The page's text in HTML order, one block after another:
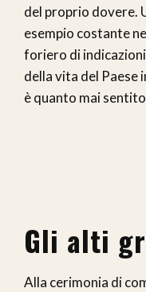
del proprio dovere.
esempio costante
foriero di
della vita del Paese
è quanto mai
Gli alti
Alla cerimonia di